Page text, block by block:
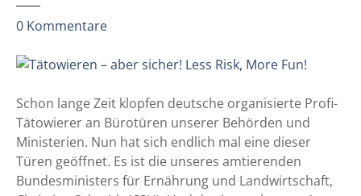
i
r
r
K
u
n
d
0 Kommentarez
T
t
o
w
i
e
Schon lange Zeit klopfen deutsche organisierte Profi-
Tätowierer an Bürotüren unserer Behörden und
Ministerien. Nun hat sich endlich mal eine dieser
Türen geöffnet. Es ist die unseres amtierenden
Bundesministers für Ernährung und Landwirtschaft,